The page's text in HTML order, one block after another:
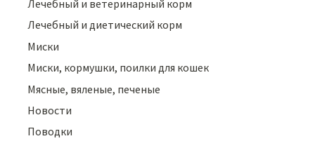
Лечебный и ветеринарный корм
Лечебный и диетический корм
Миски
Миски, кормушки, поилки для кошек
Мясные, вяленые, печеные
Новости
Поводки